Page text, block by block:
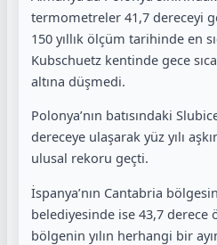
termometreler 41,7 dereceyi
150 yıllık ölçüm tarihinde en
Kubschuetz kentinde gece
altına düşmedi.
Polonya’nın batısındaki
dereceye ulaşarak yüz yılı
ulusal rekoru geçti.
İspanya’nın Cantabria
belediyesinde ise 43,7 derece
bölgenin yılın herhangi bir